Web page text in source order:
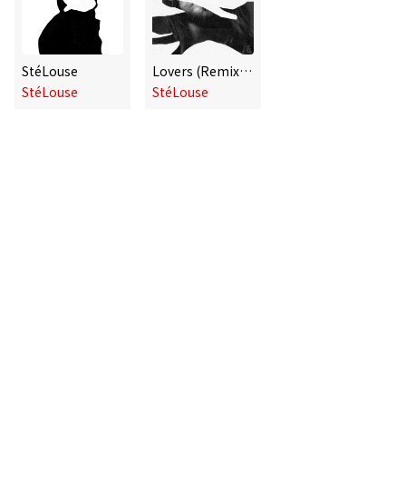
StéLouse
StéLouse
Lovers (Remixes)
StéLouse